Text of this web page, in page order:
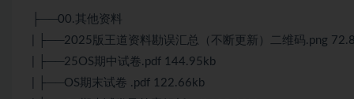
├──00.其他资料
| ├──2025版王道资料勘误汇总（不断更新）二维码.png
| ├──25OS期中试卷.pdf 144.95kb
| ├──OS期末试卷 .pdf 122.66kb